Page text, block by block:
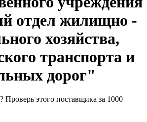
отдел жилищно -
хозяйства,
транспорта и
дорог"
Проверь этого поставщика за 1000